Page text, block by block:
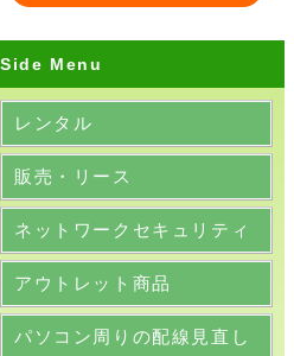
Side Menu
レンタル
販売・リース
ネットワークセキュリティ
アウトレット商品
パソコン周りの配線見直し